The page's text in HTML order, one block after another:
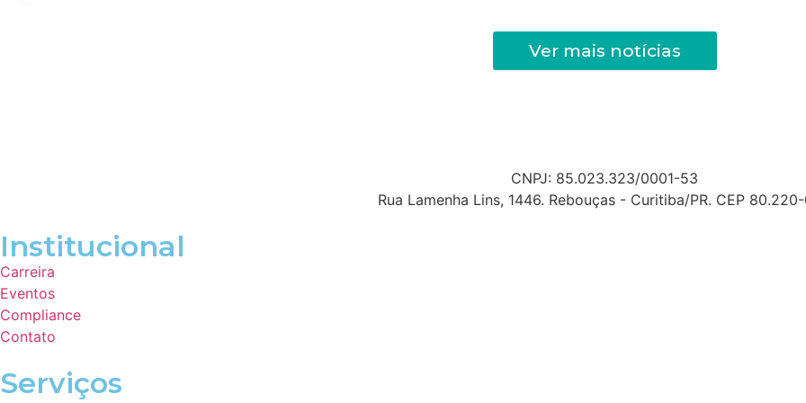
Ver mais notícias
CNPJ: 85.023.323/0001-53
Rua Lamenha Lins, 1446. Rebouças - Curitiba/PR. CEP
Institucional
Carreira
Eventos
Compliance
Contato
Serviços